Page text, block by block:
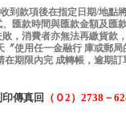
到款項後在指定日期/地點
匯款時間與匯款金額及匯
，消費者亦無法再繳貨款，
使用任一金融行 庫或郵
期限內完 成轉帳，逾期訂
傳真回 （０2）2738－